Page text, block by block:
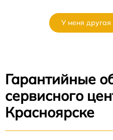
У меня другая
Гарантийные
сервисного
Красноярске